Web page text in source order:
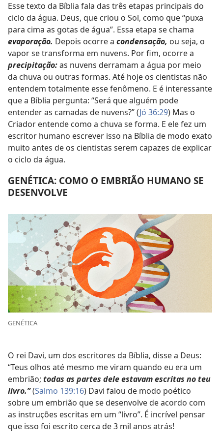
Esse texto da Bíblia fala das três etapas principais do
ciclo da água. Deus, que criou o Sol, como que “puxa
para cima as gotas de água”. Essa etapa se chama
evaporação. Depois ocorre a condensação, ou seja, o
vapor se transforma em nuvens. Por fim, ocorre a
precipitação:as nuvens derramam a água por meio
da chuva ou outras formas. Até hoje os cientistas não
entendem totalmente esse fenômeno. E é interessante
que a Bíblia pergunta: “Será que alguém pode
entender as camadas de nuvens?” (Jó 36:29) Mas o
Criador entende como a chuva se forma. E ele fez um
escritor humano escrever isso na Bíblia de modo exato
muito antes de os cientistas serem capazes de explicar
o ciclo da água.
GENÉTICA: COMO O EMBRIÃO HUMANO SE
DESENVOLVE
GENÉTICA
O rei Davi, um dos escritores da Bíblia, disse a Deus:
“Teus olhos até mesmo me viram quando eu era um
embrião; todas as partes dele estavam escritas no teu
livro.”(Salmo 139:16) Davi falou de modo poético
sobre um embrião que se desenvolve de acordo com
as instruções escritas em um “livro”. É incrível pensar
que isso foi escrito cerca de 3 mil anos atrás!